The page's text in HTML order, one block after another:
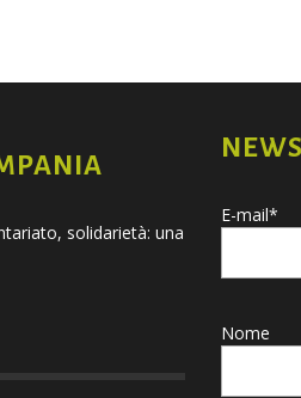
solidarietà: una
E-mail*
Nome